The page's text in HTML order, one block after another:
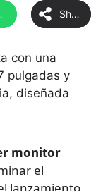
Share
con una
pulgadas y
diseñada
monitor
el